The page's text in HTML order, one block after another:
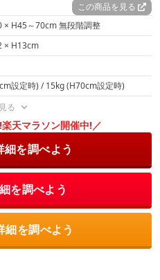
この商品を見る
× H45～70cm 無段階調整
× H13cm
設定時) / 15kg (H70cm設定時)
る
天マラソン開催中!／
を調べよう
を調べよう
を調べよう